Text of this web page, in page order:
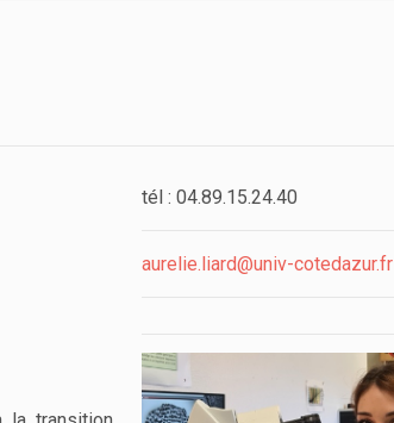
tél : 04.89.15.24.40
aurelie.liard@univ-cotedazur.fr